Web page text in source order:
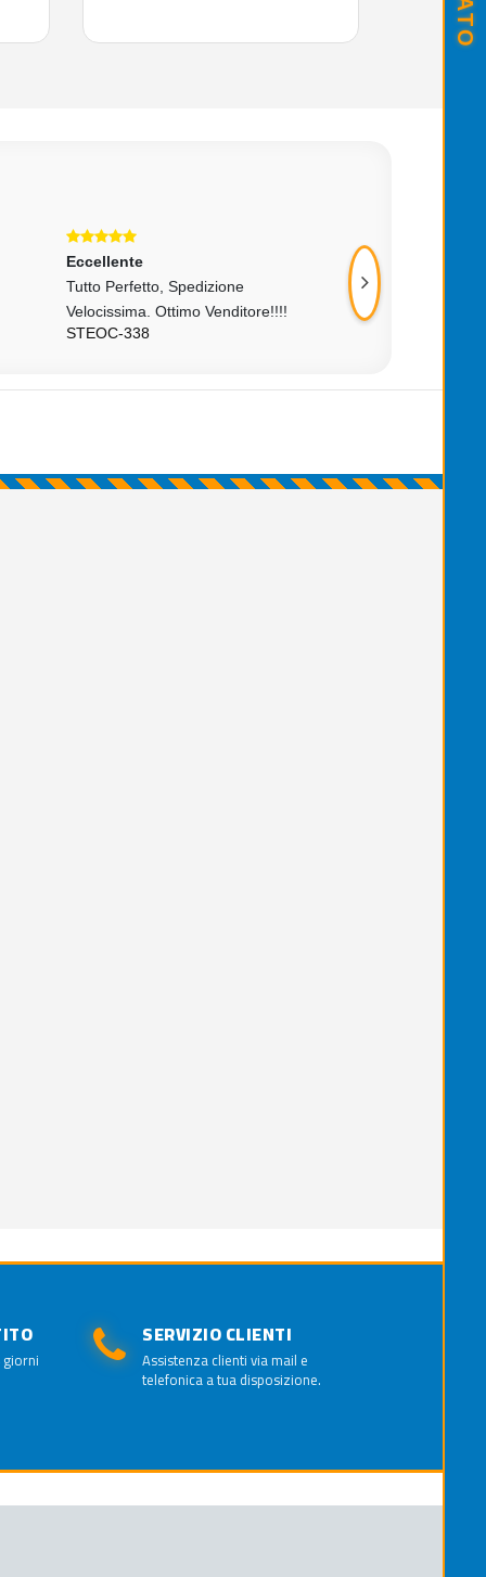
Eccellente
Ottimo Venditore, Ogetto Conforme,
Spedizione Rapida. Consig
ALDO55XP
SERVIZIO CLIENTI
Assistenza clienti via mail e
telefonica a tua disposizione.